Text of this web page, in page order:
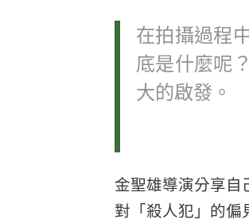
在拍攝過程
底是什麼呢
大的啟發。
金聖雄導演分享自
對「殺人犯」的